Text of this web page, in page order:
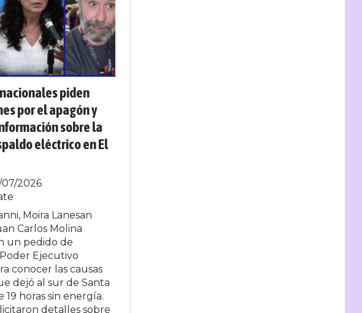
piden
por el apagón y
sobre la
eléctrico en El
07/2026
Moira Lanesan
Carlos Molina
un pedido de
Ejecutivo
conocer las causas
dejó al sur de Santa
19 horas sin energía.
detalles sobre